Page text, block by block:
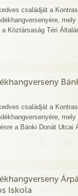
családját a
Köztársaság Téri
családját a
a Bánki Donát Utcai
Iskola